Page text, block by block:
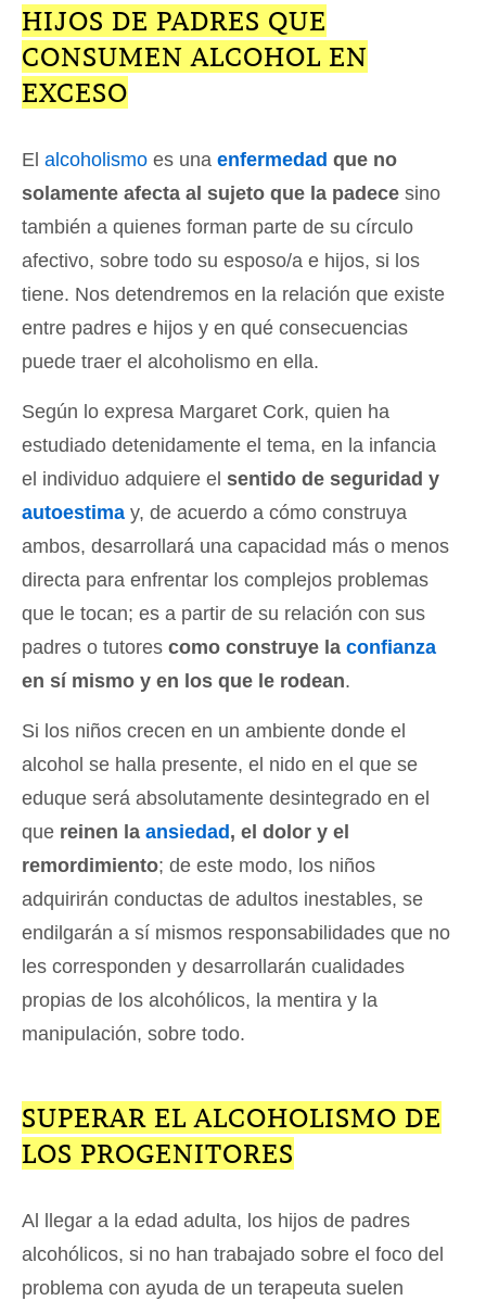
HIJOS DE PADRES QUE
CONSUMEN ALCOHOL EN
EXCESO
El alcoholismo es una enfermedad que no
solamente afecta al sujeto que la padece sino
también a quienes forman parte de su círculo
afectivo, sobre todo su esposo/a e hijos, si los
tiene. Nos detendremos en la relación que existe
entre padres e hijos y en qué consecuencias
puede traer el alcoholismo en ella.
Según lo expresa Margaret Cork, quien ha
estudiado detenidamente el tema, en la infancia
el individuo adquiere el sentido de seguridad y
autoestima y, de acuerdo a cómo construya
ambos, desarrollará una capacidad más o menos
directa para enfrentar los complejos problemas
que le tocan; es a partir de su relación con sus
padres o tutores como construye la confianza
en sí mismo y en los que le rodean.
Si los niños crecen en un ambiente donde el
alcohol se halla presente, el nido en el que se
eduque será absolutamente desintegrado en el
que reinen la ansiedad , el dolor y el
remordimiento; de este modo, los niños
adquirirán conductas de adultos inestables, se
endilgarán a sí mismos responsabilidades que no
les corresponden y desarrollarán cualidades
propias de los alcohólicos, la mentira y la
manipulación, sobre todo.
SUPERAR EL ALCOHOLISMO DE
LOS PROGENITORES
Al llegar a la edad adulta, los hijos de padres
alcohólicos, si no han trabajado sobre el foco del
problema con ayuda de un terapeuta suelen